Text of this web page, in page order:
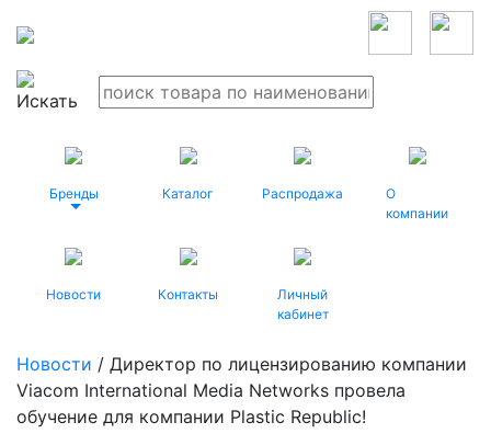
Бренды Каталог Распродажа
О
компании
Новости Контакты
Личный
кабинет
Новости / Директор по лицензированию компании
Viacom International Media Networks провела
обучение для компании Plastic Republic!